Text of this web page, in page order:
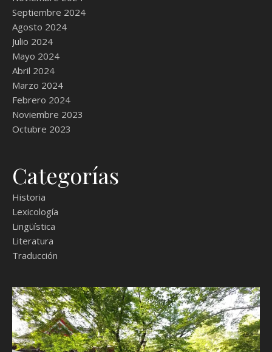
Septiembre 2024
Agosto 2024
Julio 2024
Mayo 2024
Abril 2024
Marzo 2024
Febrero 2024
Noviembre 2023
Octubre 2023
Categorías
Historia
Lexicología
Lingüística
Literatura
Traducción